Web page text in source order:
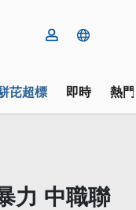
芘超標 即時 熱
力 中職聯